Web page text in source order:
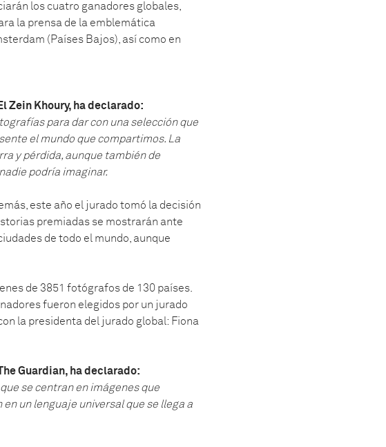
los cuatro ganadores globales,
la prensa de la emblemática
(Países Bajos), así como en
Zein Khoury, ha declarado:
para dar con una selección que
el mundo que compartimos. La
y pérdida, aunque también de
podría imaginar.
este año el jurado tomó la decisión
premiadas se mostrarán ante
de todo el mundo, aunque
de 3851 fotógrafos de 130 países.
fueron elegidos por un jurado
la presidenta del jurado global: Fiona
Guardian, ha declarado:
se centran en imágenes que
un lenguaje universal que se llega a